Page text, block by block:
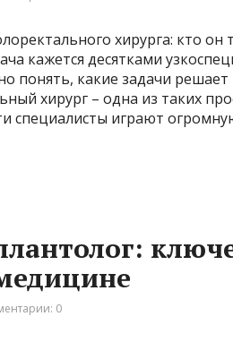
хирурга: кто он
кажется десятками
понять, какие задачи
хирург – одна из таких
специалисты играют
0